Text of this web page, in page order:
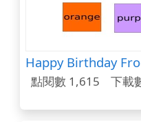
Happy Birthday
點閱數 1,615 下載